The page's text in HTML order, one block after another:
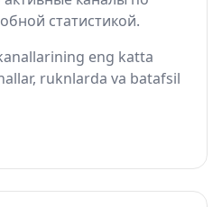
статистикой.
eng katta
ruknlarda va batafsil